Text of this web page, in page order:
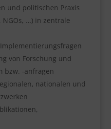
und politischen Praxis
NGOs, …) in zentrale
von Forschung und
bzw. -anfragen
nationalen und